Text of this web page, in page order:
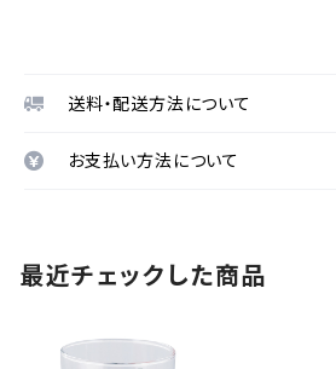
送料・配送方法について
お支払い方法について
最近チェックした商品